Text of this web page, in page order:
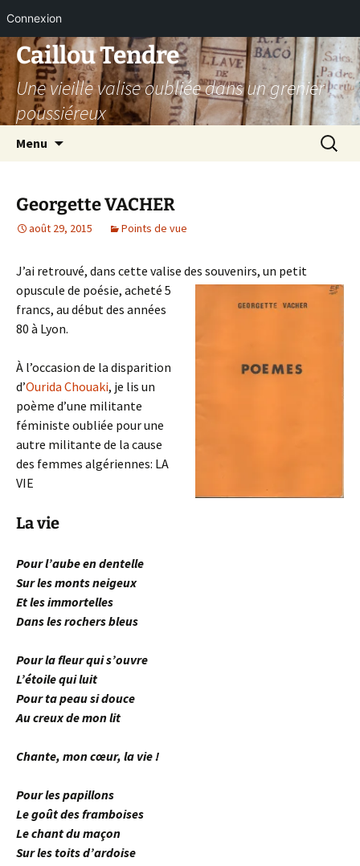
Connexion
Aller
au
contenu
Caillou Tendre
Une vieille valise oubliée dans un grenier
poussiéreux
Menu
Georgette VACHER
août 29, 2015 Points de vue
J’ai retrouvé, dans cette valise des souvenirs, un petit
opuscule de poésie, acheté 5
francs, au début des années
80 à Lyon.
À l’occasion de la disparition
d’Ourida Chouaki, je lis un
poème d’une militante
féministe oubliée pour une
autre militante de la cause
des femmes algériennes: LA
VIE
La vie
Pour l’aube en dentelle
Sur les monts neigeux
Et les immortelles
Dans les rochers bleus
Pour la fleur qui s’ouvre
L’étoile qui luit
Pour ta peau si douce
Au creux de mon lit
Chante, mon cœur, la vie !
Pour les papillons
Le goût des framboises
Le chant du maçon
Sur les toits d’ardoise